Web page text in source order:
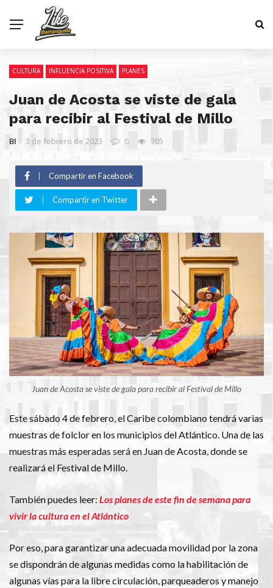
CULTURA INFLUENCIA POSITIVA PLANES
Juan de Acosta se viste de gala
para recibir al Festival de Millo
BI 3 de febrero de 2023 0 705
Compartir en Facebook
Compartir en Twitter
Juan de Acosta se viste de gala para recibir al Festival de Millo
Este sábado 4 de febrero, el Caribe colombiano tendrá varias
muestras de folclor en los municipios del Atlántico. Una de las
muestras más esperadas será en Juan de Acosta, donde se
realizará el Festival de Millo.
También puedes leer: Los planes de este fin de semana para
vivir la cultura en el Atlántico
Por eso, para garantizar una adecuada movilidad por la zona
se dispondrán de algunas medidas como la habilitación de
algunas vías para la libre circulación, parqueaderos y manejo